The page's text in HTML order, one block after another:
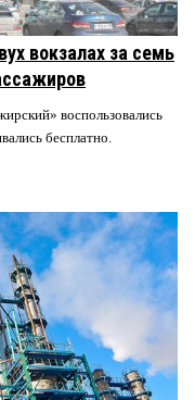
вокзалах за семь
воспользовались
бесплатно.